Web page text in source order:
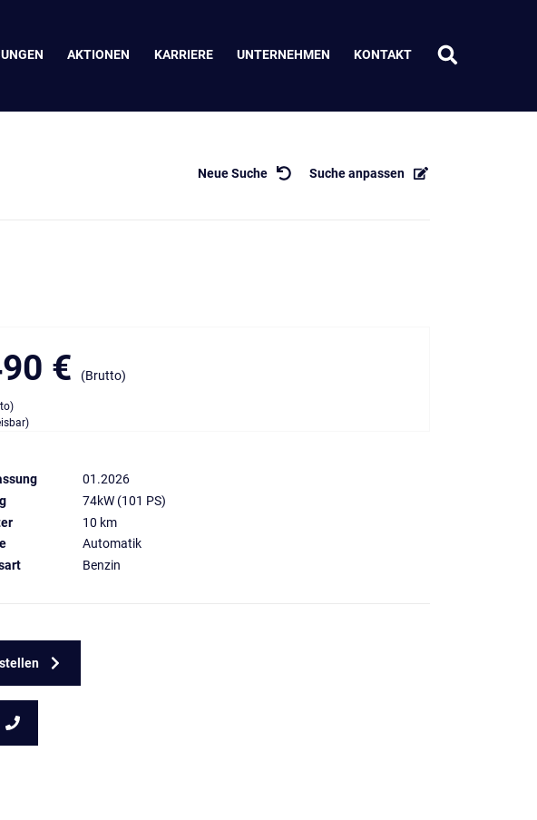
AKTIONEN KARRIERE UNTERNEHMEN KONTAKT
Neue Suche Suche anpassen
€ (Brutto)
01.2026
74kW (101 PS)
10 km
Automatik
Benzin